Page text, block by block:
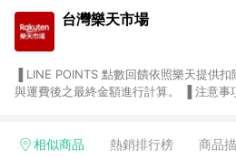
台灣樂天市場
與運費後之最終金額進行計算。 ▐ 注意事項 (1) 部分服務及店家
Smart mobile、神腦生活、JS巨盛、樂天
相似商品 熱銷排行榜 商品